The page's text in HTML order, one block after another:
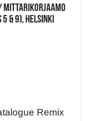
5 & 9), HELSINKI
Remix